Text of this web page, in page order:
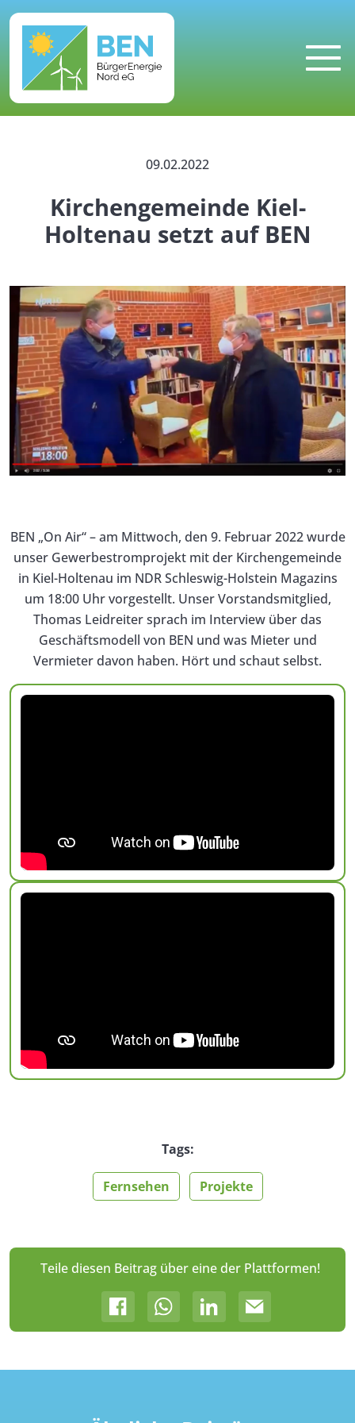
MENU
09.02.2022
Kirchengemeinde Kiel-
Holtenau setzt auf BEN
BEN „On Air“ – am Mittwoch, den 9. Februar 2022 wurde
unser Gewerbestromprojekt mit der Kirchengemeinde
in Kiel-Holtenau im NDR Schleswig-Holstein Magazins
um 18:00 Uhr vorgestellt. Unser Vorstandsmitglied,
Thomas Leidreiter sprach im Interview über das
Geschäftsmodell von BEN und was Mieter und
Vermieter davon haben. Hört und schaut selbst.
Tags:
Fernsehen Projekte
Teile diesen Beitrag über eine der Plattformen!